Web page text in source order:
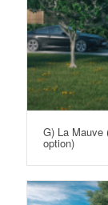
G) La Mauve
option)